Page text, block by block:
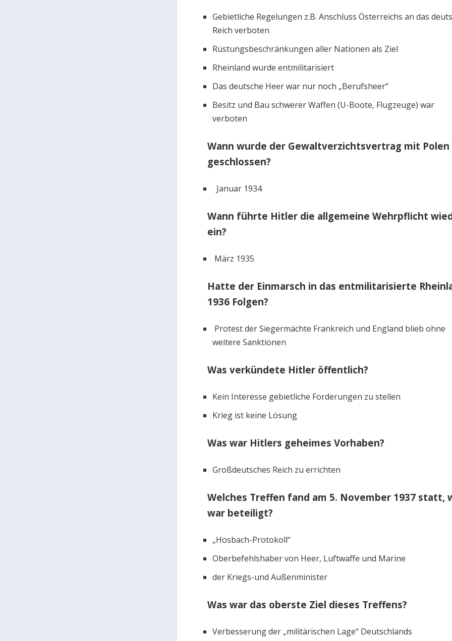
Gebietliche Regelungen z.B. Anschluss Österreichs an das
Reich verboten
Rüstungsbeschränkungen aller Nationen als Ziel
Rheinland wurde entmilitarisiert
Das deutsche Heer war nur noch „Berufsheer“
Besitz und Bau schwerer Waffen (U-Boote, Flugzeuge) war
verboten
Wann wurde der Gewaltverzichtsvertrag mit Polen
geschlossen?
Januar 1934
Wann führte Hitler die allgemeine Wehrpflicht
ein?
März 1935
Hatte der Einmarsch in das entmilitarisierte
1936 Folgen?
Protest der Siegermächte Frankreich und England blieb ohne
weitere Sanktionen
Was verkündete Hitler öffentlich?
Kein Interesse gebietliche Forderungen zu stellen
Krieg ist keine Lösung
Was war Hitlers geheimes Vorhaben?
Großdeutsches Reich zu errichten
Welches Treffen fand am 5. November 1937 statt,
war beteiligt?
„Hosbach-Protokoll“
Oberbefehlshaber von Heer, Luftwaffe und Marine
der Kriegs-und Außenminister
Was war das oberste Ziel dieses Treffens?
Verbesserung der „militärischen Lage“ Deutschlands